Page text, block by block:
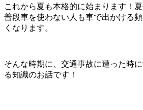
これから夏も本格的に始まります！
普段車を使わない人も車で出かける
くなります。
そんな時期に、交通事故に遭った時
る知識のお話です！